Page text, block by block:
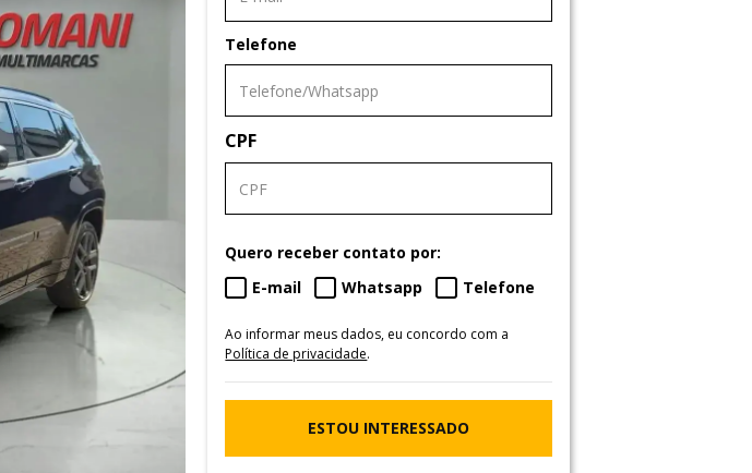
Telefone
CPF
Quero receber contato por:
E-mail
Whatsapp Telefone
Ao informar meus dados, eu concordo com a
Política de privacidade.
ESTOU INTERESSADO